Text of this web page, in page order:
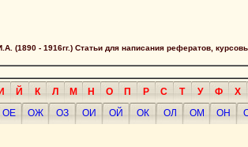
(1890 - 1916гг.) Статьи для написания рефератов,
И Й К Л М Н О П Р С Т У Ф Х
ОЕ ОЖ ОЗ ОИ ОЙ ОК ОЛ ОМ ОН